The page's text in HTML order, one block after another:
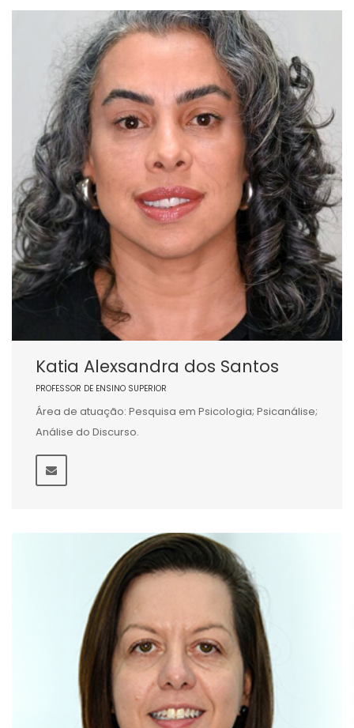
Katia Alexsandra dos Santos
PROFESSOR DE ENSINO SUPERIOR
Área de atuação: Pesquisa em Psicologia; Psicanálise;
Análise do Discurso.